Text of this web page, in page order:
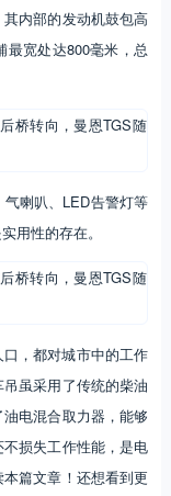
内部的发动机鼓包高
最宽处达800毫米，总
喇叭、LED告警灯等
用性的存在。
，都对城市中的工作
虽采用了传统的柴油
电混合取力器，能够
损失工作性能，是电
篇文章！还想看到更